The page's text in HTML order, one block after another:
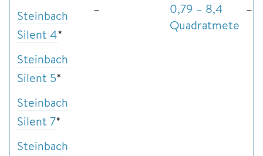
Steinbach
Silent 4*
Steinbach
Silent 5*
Steinbach
Silent 7*
Steinbach
–
0,79 – 8,4
Quadratmeter
–